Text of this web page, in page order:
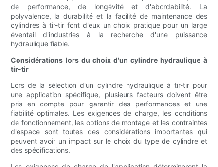
de performance, de longévité et d'abordabilité. La
polyvalence, la durabilité et la facilité de maintenance des
cylindres à tir-tir font d'eux un choix pratique pour un large
éventail d'industries à la recherche d'une puissance
hydraulique fiable.
Considérations lors du choix d'un cylindre hydraulique à
tir-tir
Lors de la sélection d'un cylindre hydraulique à tir-tir pour
une application spécifique, plusieurs facteurs doivent être
pris en compte pour garantir des performances et une
fiabilité optimales. Les exigences de charge, les conditions
de fonctionnement, les options de montage et les contraintes
d'espace sont toutes des considérations importantes qui
peuvent avoir un impact sur le choix du type de cylindre et
des spécifications.